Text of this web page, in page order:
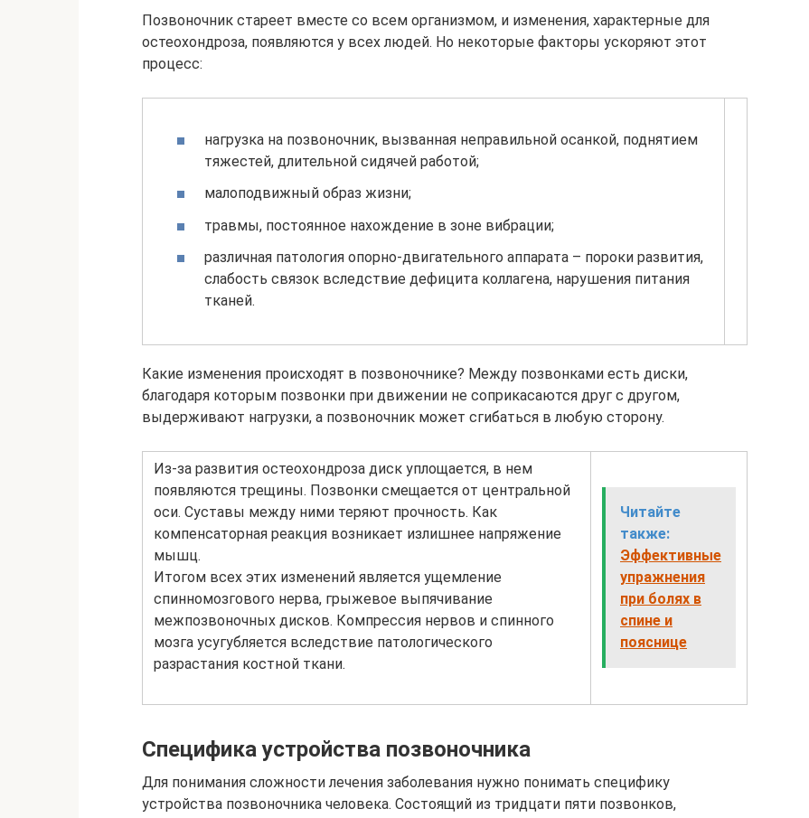
Позвоночник стареет вместе со всем организмом, и изменения, характерные для
остеохондроза, появляются у всех людей. Но некоторые факторы ускоряют этот
процесс:
нагрузка на позвоночник, вызванная неправильной осанкой, поднятием
тяжестей, длительной сидячей работой;
малоподвижный образ жизни;
травмы, постоянное нахождение в зоне вибрации;
различная патология опорно-двигательного аппарата – пороки развития,
слабость связок вследствие дефицита коллагена, нарушения питания
тканей.
Какие изменения происходят в позвоночнике? Между позвонками есть диски,
благодаря которым позвонки при движении не соприкасаются друг с другом,
выдерживают нагрузки, а позвоночник может сгибаться в любую сторону.
Из-за развития остеохондроза диск уплощается, в нем
появляются трещины. Позвонки смещается от центральной
оси. Суставы между ними теряют прочность. Как
компенсаторная реакция возникает излишнее напряжение
мышц.
Итогом всех этих изменений является ущемление
спинномозгового нерва, грыжевое выпячивание
межпозвоночных дисков. Компрессия нервов и спинного
мозга усугубляется вследствие патологического
разрастания костной ткани.
Читайте
также:
Эффективные
упражнения
при болях в
спине и
пояснице
Специфика устройства позвоночника
Для понимания сложности лечения заболевания нужно понимать специфику
устройства позвоночника человека. Состоящий из тридцати пяти позвонков,